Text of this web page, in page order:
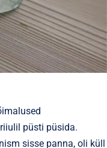
püsti püsida.
sisse panna, oli küll